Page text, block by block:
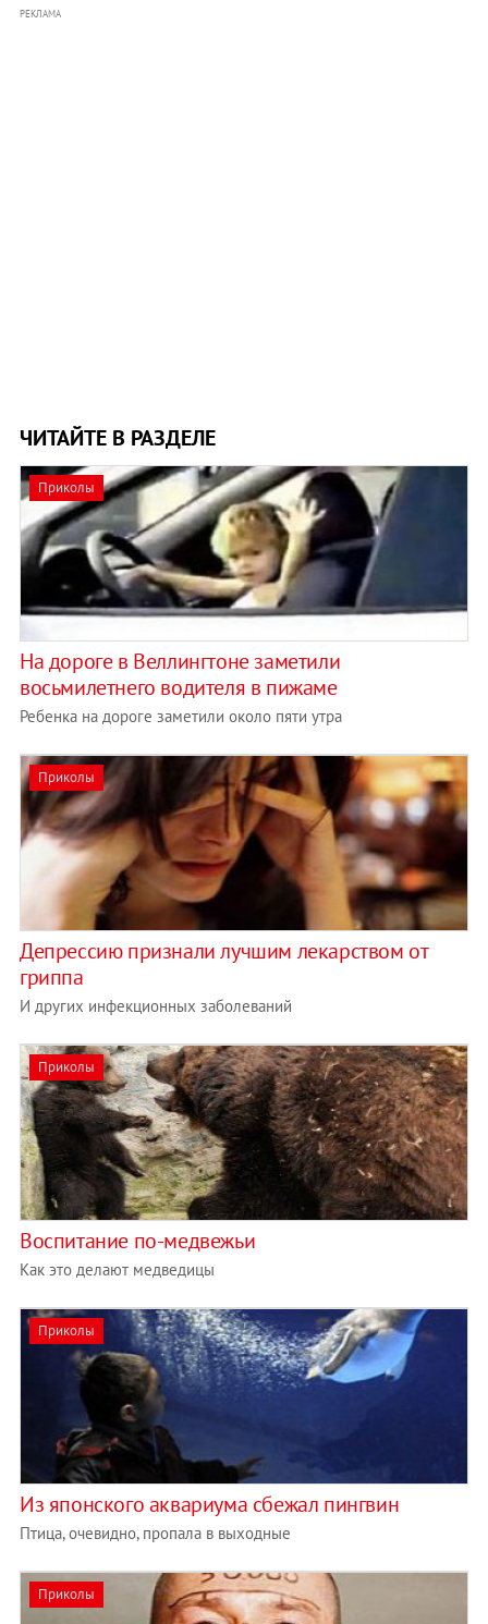
РЕКЛАМА
ЧИТАЙТЕ В РАЗДЕЛЕ
Приколы
На дороге в Веллингтоне заметили
восьмилетнего водителя в пижаме
Ребенка на дороге заметили около пяти утра
Приколы
Депрессию признали лучшим лекарством от
гриппа
И других инфекционных заболеваний
Приколы
Воспитание по-медвежьи
Как это делают медведицы
Приколы
Из японского аквариума сбежал пингвин
Птица, очевидно, пропала в выходные
Приколы